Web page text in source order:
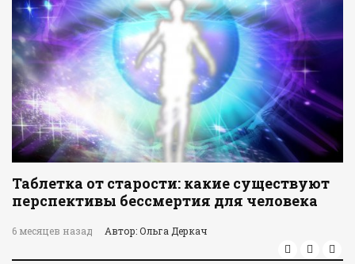
Таблетка от старости: какие существуют
перспективы бессмертия для человека
6 месяцев назад Автор: Ольга Деркач